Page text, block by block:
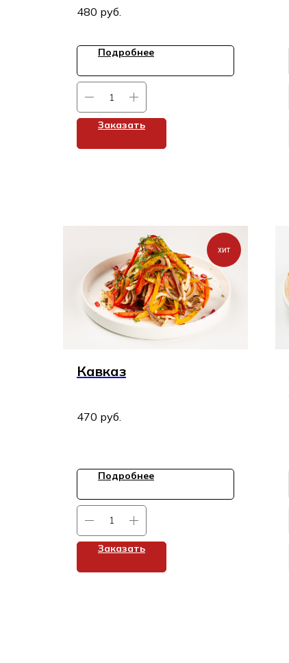
480 руб.
Подробнее
Заказать
хит
Кавказ
470 руб.
Подробнее
Заказать